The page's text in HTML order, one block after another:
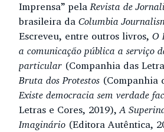
Imprensa” pelaRevista de
brasileira da Columbia
Escreveu, entre outros livros, O
a comunicação pública a serviço
particular (Companhia das
Bruta dos Protestos (Companhia
Existe democracia sem verdade
Letras e Cores, 2019),A
Imaginário (Editora Autêntica,